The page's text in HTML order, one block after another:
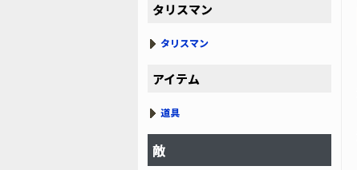
タリスマン
タリスマン
アイテム
道具
敵